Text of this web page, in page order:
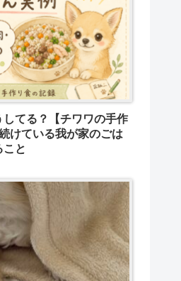
てる？【チワワの手作
けている我が家のごは
こと